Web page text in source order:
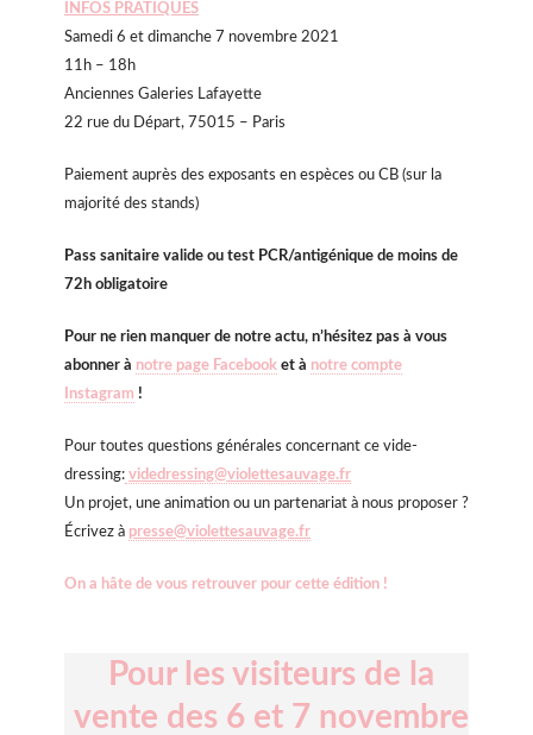
INFOS PRATIQUES
Samedi 6 et dimanche 7 novembre 2021
11h – 18h
Anciennes Galeries Lafayette
22 rue du Départ, 75015 – Paris
Paiement auprès des exposants en espèces ou CB (sur la
majorité des stands)
Pass sanitaire valide ou test PCR/antigénique de moins de
72h obligatoire
Pour ne rien manquer de notre actu, n’hésitez pas à vous
abonner à notre page Facebook et à notre compte
Instagram !
Pour toutes questions générales concernant ce vide-
dressing: videdressing@violettesauvage.fr
Un projet, une animation ou un partenariat à nous proposer ?
Écrivez à presse@violettesauvage.fr
On a hâte de vous retrouver pour cette édition !
Pour les visiteurs de la
vente des 6 et 7 novembre